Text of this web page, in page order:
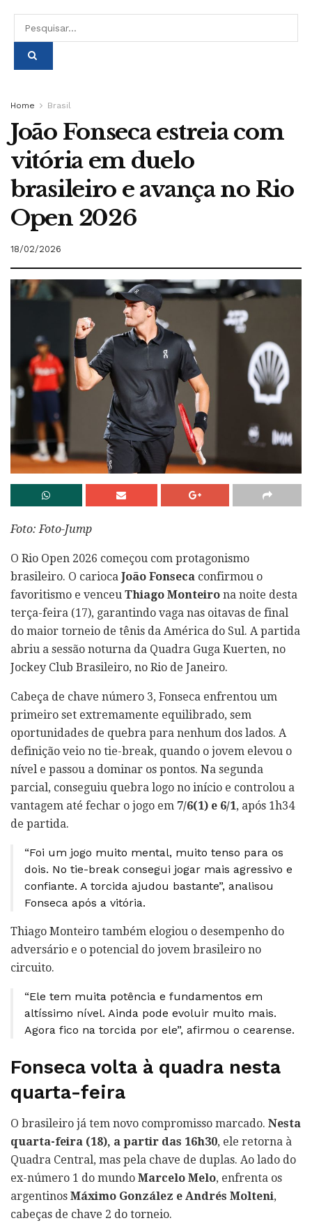
Home Brasil
João Fonseca estreia com
vitória em duelo
brasileiro e avança no Rio
Open 2026
18/02/2026
Foto: Foto-Jump
O Rio Open 2026 começou com protagonismo
brasileiro. O carioca João Fonseca confirmou o
favoritismo e venceu Thiago Monteiro na noite desta
terça-feira (17), garantindo vaga nas oitavas de final
do maior torneio de tênis da América do Sul. A partida
abriu a sessão noturna da Quadra Guga Kuerten, no
Jockey Club Brasileiro, no Rio de Janeiro.
Cabeça de chave número 3, Fonseca enfrentou um
primeiro set extremamente equilibrado, sem
oportunidades de quebra para nenhum dos lados. A
definição veio no tie-break, quando o jovem elevou o
nível e passou a dominar os pontos. Na segunda
parcial, conseguiu quebra logo no início e controlou a
vantagem até fechar o jogo em 7/6(1) e 6/1, após 1h34
de partida.
“Foi um jogo muito mental, muito tenso para os
dois. No tie-break consegui jogar mais agressivo e
confiante. A torcida ajudou bastante”, analisou
Fonseca após a vitória.
Thiago Monteiro também elogiou o desempenho do
adversário e o potencial do jovem brasileiro no
circuito.
“Ele tem muita potência e fundamentos em
altíssimo nível. Ainda pode evoluir muito mais.
Agora fico na torcida por ele”, afirmou o cearense.
Fonseca volta à quadra nesta
quarta-feira
O brasileiro já tem novo compromisso marcado. Nesta
quarta-feira (18), a partir das 16h30, ele retorna à
Quadra Central, mas pela chave de duplas. Ao lado do
ex-número 1 do mundo Marcelo Melo, enfrenta os
argentinos Máximo González e Andrés Molteni,
cabeças de chave 2 do torneio.